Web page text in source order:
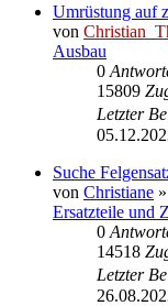
Umrüstung auf
von
Ausbau
0
15809
Letzter
Suche
von Christiane »
Ersatzteile und
0
14518
Letzter